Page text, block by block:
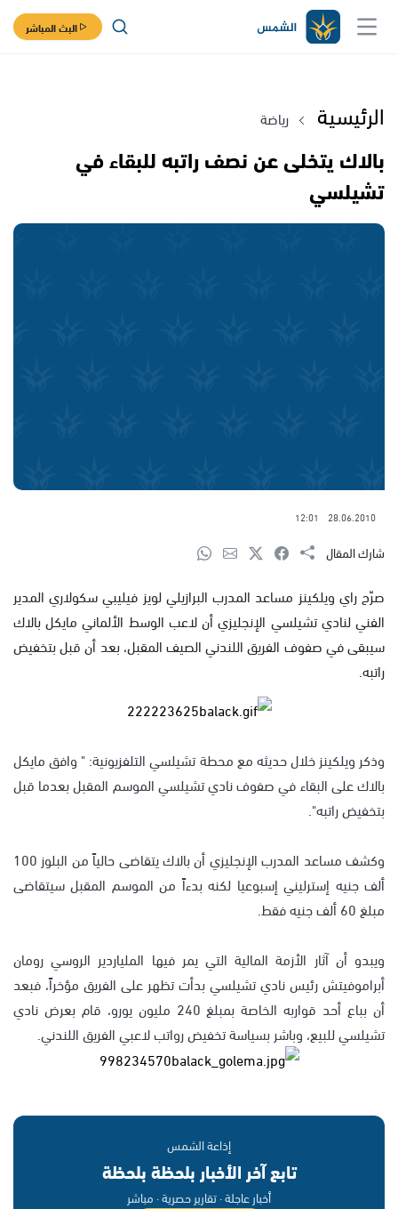
البث المباشر
الرئيسية رياضة
بالاك يتخلى عن نصف راتبه للبقاء في
تشيلسي
28.06.2010
12:01
شارك المقال
صرّح راي ويلكينز مساعد المدرب البرازيلي لويز فيليبي سكولاري المدير
الفني لنادي تشيلسي الإنجليزي أن لاعب الوسط الألماني مايكل بالاك
سيبقى في صفوف الفريق اللندني الصيف المقبل، بعد أن قبل بتخفيض
راتبه.
وذكر ويلكينز خلال حديثه مع محطة تشيلسي التلفزيونية: " وافق مايكل
بالاك على البقاء في صفوف نادي تشيلسي الموسم المقبل بعدما قبل
بتخفيض راتبه".
وكشف مساعد المدرب الإنجليزي أن بالاك يتقاضى حالياً من البلوز 100
ألف جنيه إسترليني إسبوعيا لكنه بدءاً من الموسم المقبل سيتقاضى
مبلغ 60 ألف جنيه فقط.
ويبدو أن آثار الأزمة المالية التي يمر فيها الملياردير الروسي رومان
أبراموفيتش رئيس نادي تشيلسي بدأت تظهر على الفريق مؤخراً، فبعد
أن بباع أحد قواربه الخاصة بمبلغ 240 مليون يورو، قام بعرض نادي
تشيلسي للبيع، وباشر بسياسة تخفيض رواتب لاعبي الفريق اللندني.
إذاعة الشمس
تابع آخر الأخبار بلحظة بلحظة
أخبار عاجلة · تقارير حصرية · مباشر